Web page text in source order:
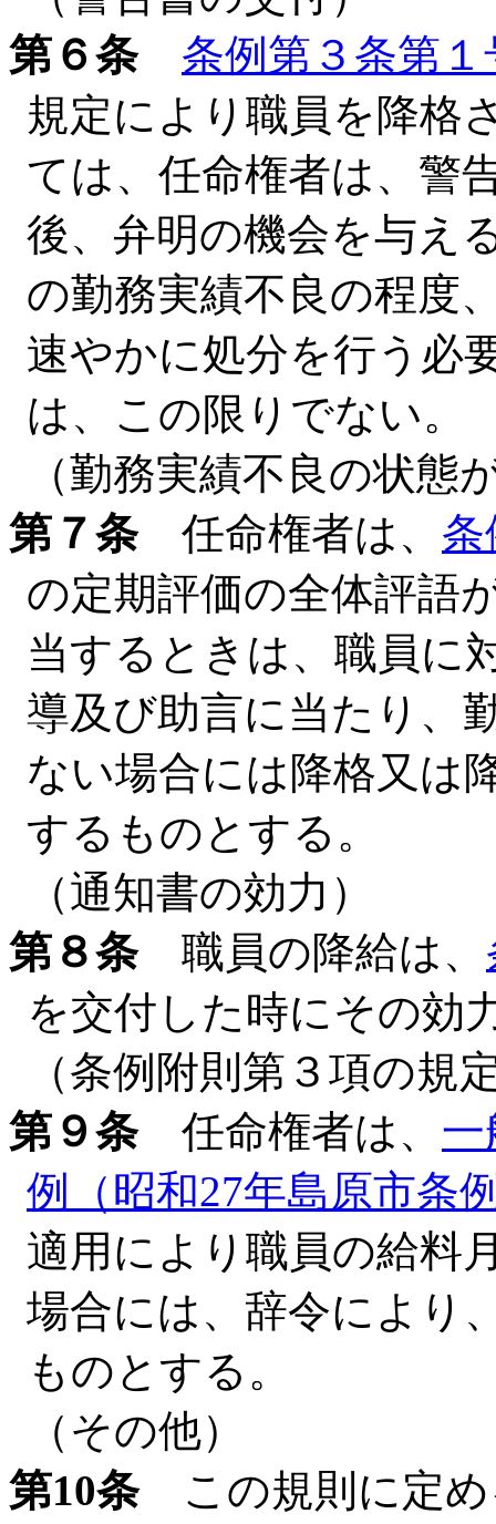
第６条
条例第３条第１
規定により職員を降格
ては、任命権者は、警
後、弁明の機会を与え
の勤務実績不良の程度
速やかに処分を行う必
は、この限りでない。
（勤務実績不良の状態
第７条任命権者は、 条
の定期評価の全体評語
当するときは、職員に
導及び助言に当たり、
ない場合には降格又は
するものとする。
（通知書の効力）
第８条職員の降給は、
を交付した時にその効
（条例附則第３項の規
第９条任命権者は、 一
例（昭和27年島原市条
適用により職員の給料
場合には、辞令により
ものとする。
（その他）
第10条この規則に定め